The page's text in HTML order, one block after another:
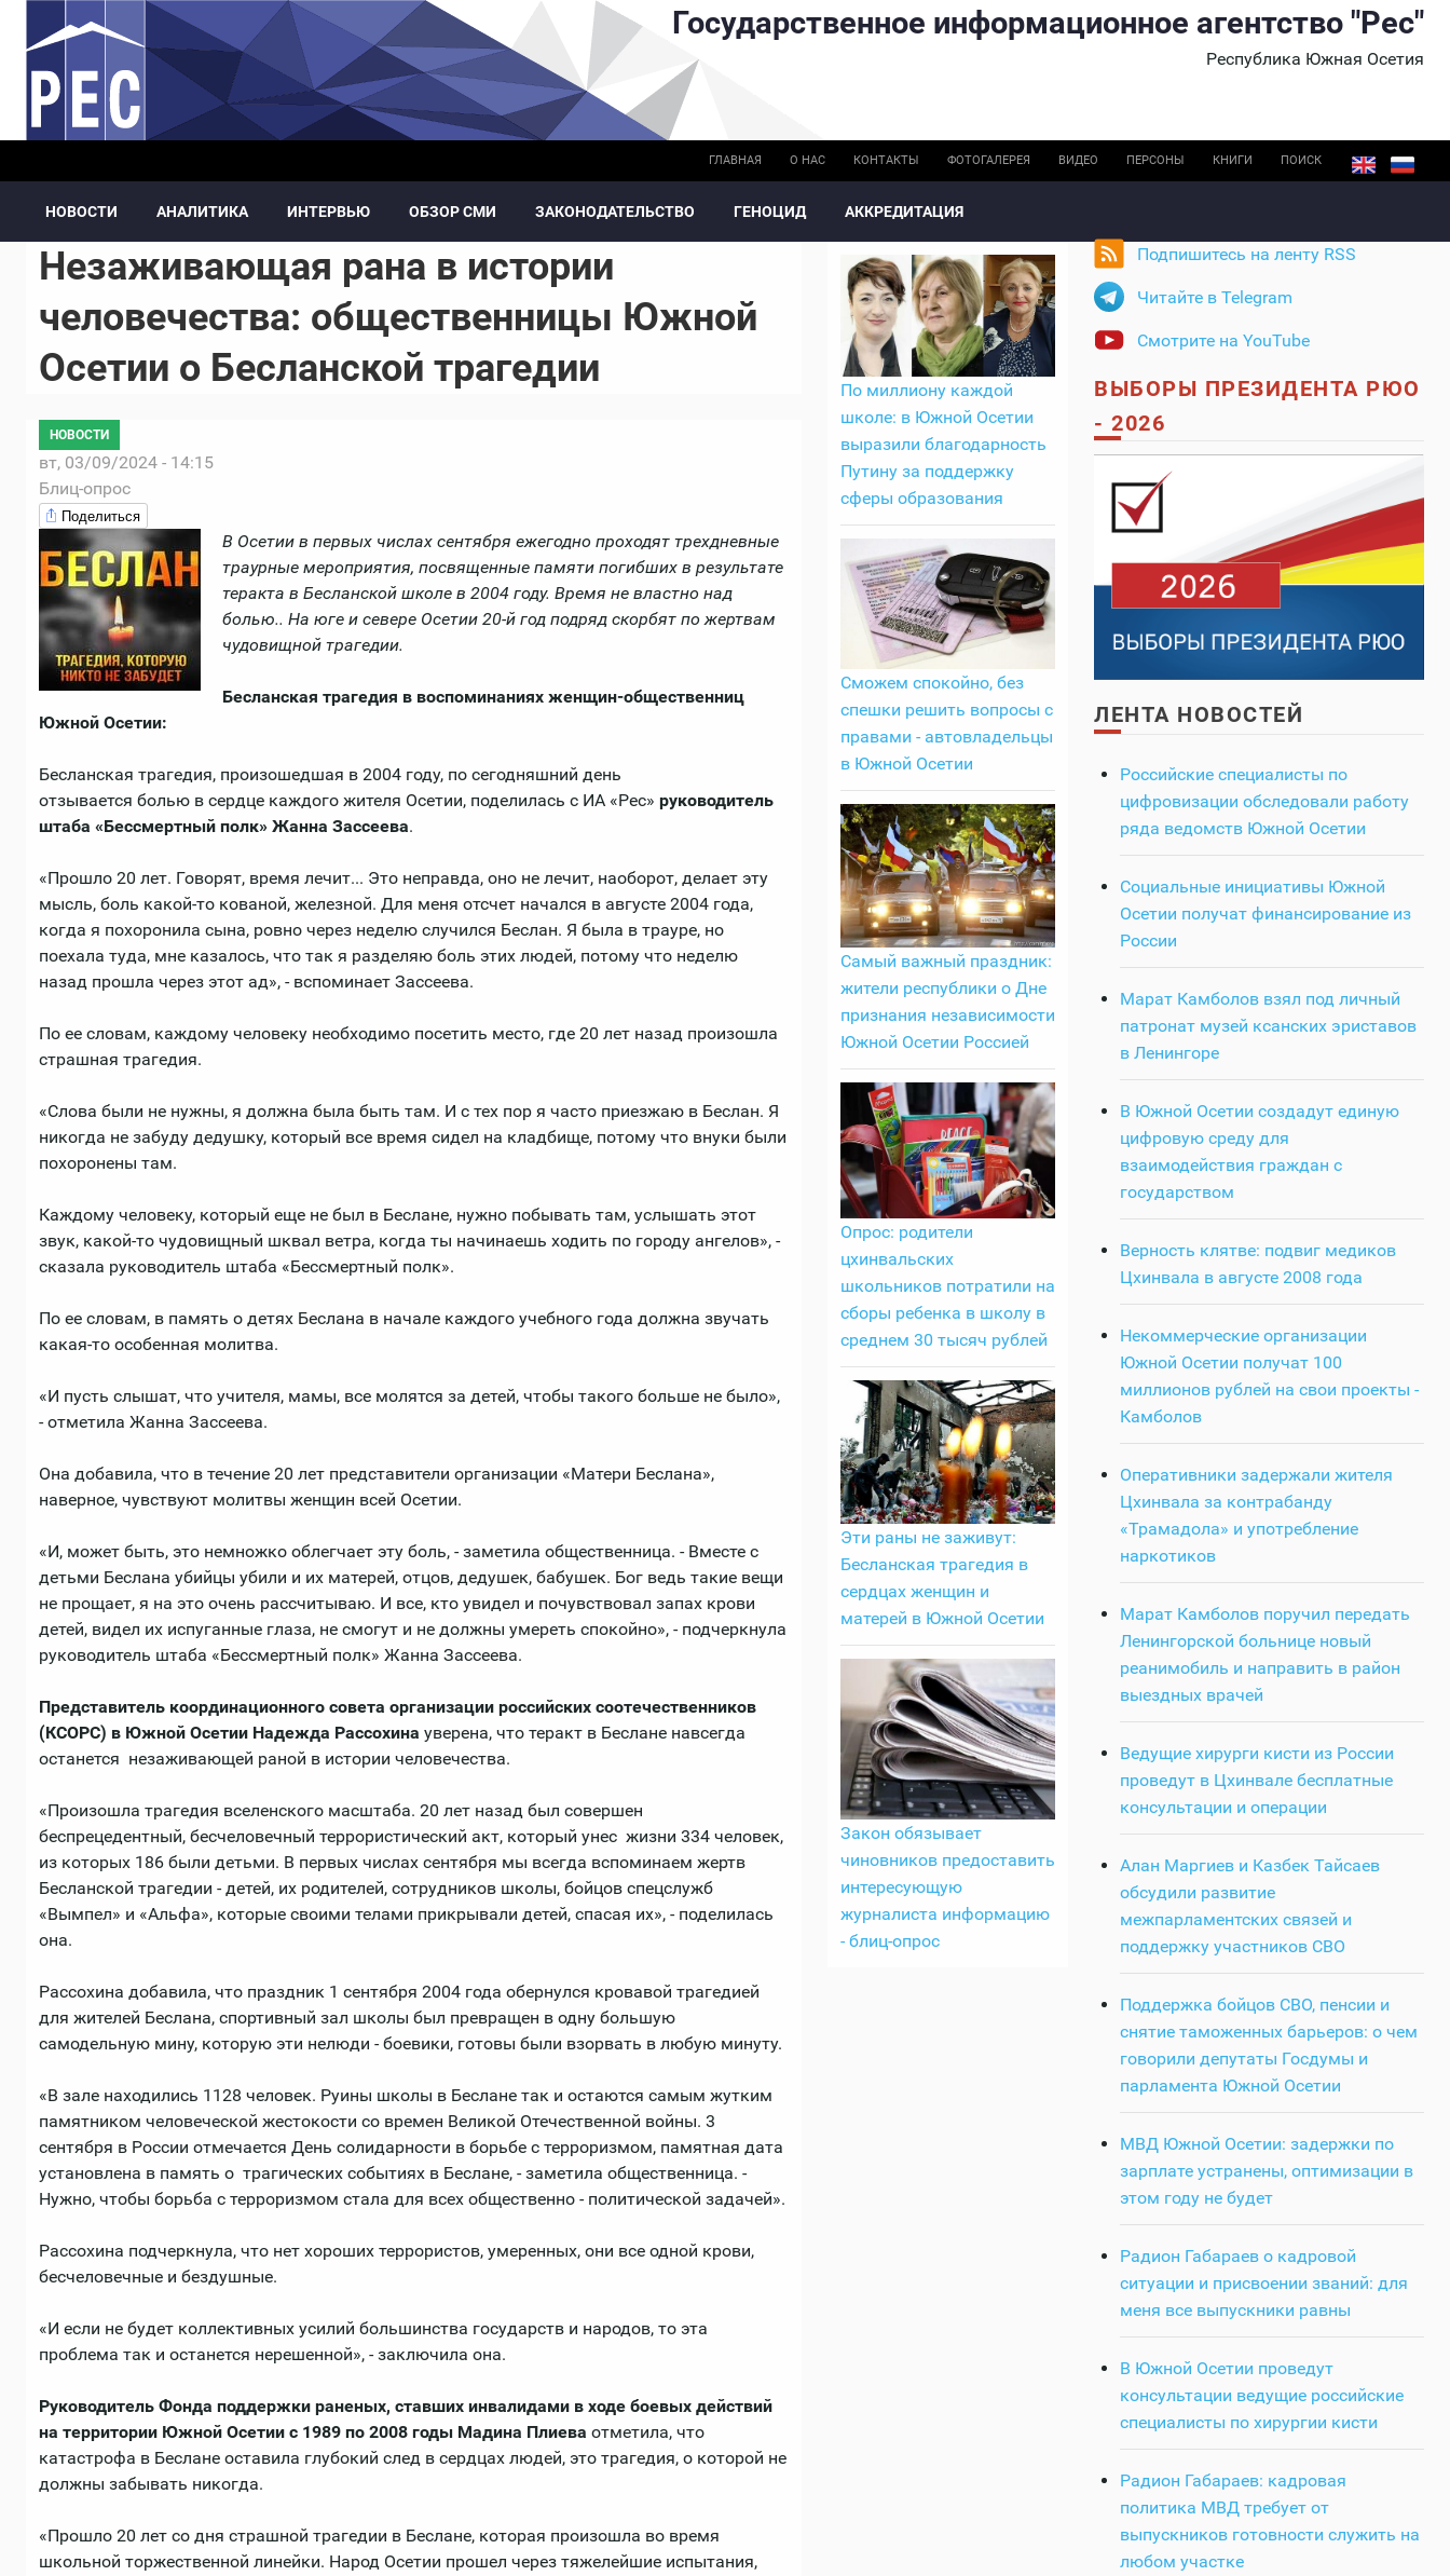
Перейти к основному содержанию Государственное информационное агентство "Рес"
Республика Южная Осетия
ГЛАВНАЯ О НАС КОНТАКТЫ ФОТОГАЛЕРЕЯ ВИДЕО ПЕРСОНЫ КНИГИ ПОИСК
НОВОСТИ АНАЛИТИКА ИНТЕРВЬЮ ОБЗОР СМИ ЗАКОНОДАТЕЛЬСТВО ГЕНОЦИД АККРЕДИТАЦИЯ
Незаживающая рана в истории
человечества: общественницы Южной
Осетии о Бесланской трагедии
НОВОСТИ
вт, 03/09/2024 - 14:15
Блиц-опрос
Поделиться
В Осетии в первых числах сентября ежегодно проходят трехдневные
траурные мероприятия, посвященные памяти погибших в результате
теракта в Бесланской школе в 2004 году. Время не властно над
болью.. На юге и севере Осетии 20-й год подряд скорбят по жертвам
чудовищной трагедии.
Бесланская трагедия в воспоминаниях женщин-общественниц
Южной Осетии:
Бесланская трагедия, произошедшая в 2004 году, по сегодняшний день
отзывается болью в сердце каждого жителя Осетии, поделилась с ИА «Рес» руководитель
штаба «Бессмертный полк» Жанна Зассеева.
«Прошло 20 лет. Говорят, время лечит... Это неправда, оно не лечит, наоборот, делает эту
мысль, боль какой-то кованой, железной. Для меня отсчет начался в августе 2004 года,
когда я похоронила сына, ровно через неделю случился Беслан. Я была в трауре, но
поехала туда, мне казалось, что так я разделяю боль этих людей, потому что неделю
назад прошла через этот ад», - вспоминает Зассеева.
По ее словам, каждому человеку необходимо посетить место, где 20 лет назад произошла
страшная трагедия.
«Слова были не нужны, я должна была быть там. И с тех пор я часто приезжаю в Беслан. Я
никогда не забуду дедушку, который все время сидел на кладбище, потому что внуки были
похоронены там.
Каждому человеку, который еще не был в Беслане, нужно побывать там, услышать этот
звук, какой-то чудовищный шквал ветра, когда ты начинаешь ходить по городу ангелов», -
сказала руководитель штаба «Бессмертный полк».
По ее словам, в память о детях Беслана в начале каждого учебного года должна звучать
какая-то особенная молитва.
«И пусть слышат, что учителя, мамы, все молятся за детей, чтобы такого больше не было»,
- отметила Жанна Зассеева.
Она добавила, что в течение 20 лет представители организации «Матери Беслана»,
наверное, чувствуют молитвы женщин всей Осетии.
«И, может быть, это немножко облегчает эту боль, - заметила общественница. - Вместе с
детьми Беслана убийцы убили и их матерей, отцов, дедушек, бабушек. Бог ведь такие вещи
не прощает, я на это очень рассчитываю. И все, кто увидел и почувствовал запах крови
детей, видел их испуганные глаза, не смогут и не должны умереть спокойно», - подчеркнула
руководитель штаба «Бессмертный полк» Жанна Зассеева.
Представитель координационного совета организации российских соотечественников
(КСОРС) в Южной Осетии Надежда Рассохина уверена, что теракт в Беслане навсегда
останется незаживающей раной в истории человечества.
«Произошла трагедия вселенского масштаба. 20 лет назад был совершен
беспрецедентный, бесчеловечный террористический акт, который унес жизни 334 человек,
из которых 186 были детьми. В первых числах сентября мы всегда вспоминаем жертв
Бесланской трагедии - детей, их родителей, сотрудников школы, бойцов спецслужб
«Вымпел» и «Альфа», которые своими телами прикрывали детей, спасая их», - поделилась
она.
Рассохина добавила, что праздник 1 сентября 2004 года обернулся кровавой трагедией
для жителей Беслана, спортивный зал школы был превращен в одну большую
самодельную мину, которую эти нелюди - боевики, готовы были взорвать в любую минуту.
«В зале находились 1128 человек. Руины школы в Беслане так и остаются самым жутким
памятником человеческой жестокости со времен Великой Отечественной войны. 3
сентября в России отмечается День солидарности в борьбе с терроризмом, памятная дата
установлена в память о трагических событиях в Беслане, - заметила общественница. -
Нужно, чтобы борьба с терроризмом стала для всех общественно - политической задачей».
Рассохина подчеркнула, что нет хороших террористов, умеренных, они все одной крови,
бесчеловечные и бездушные.
«И если не будет коллективных усилий большинства государств и народов, то эта
проблема так и останется нерешенной», - заключила она.
Руководитель Фонда поддержки раненых, ставших инвалидами в ходе боевых действий
на территории Южной Осетии с 1989 по 2008 годы Мадина Плиева отметила, что
катастрофа в Беслане оставила глубокий след в сердцах людей, это трагедия, о которой не
должны забывать никогда.
«Прошло 20 лет со дня страшной трагедии в Беслане, которая произошла во время
школьной торжественной линейки. Народ Осетии прошел через тяжелейшие испытания,
По миллиону каждой
школе: в Южной Осетии
выразили благодарность
Путину за поддержку
сферы образования
Сможем спокойно, без
спешки решить вопросы с
правами - автовладельцы
в Южной Осетии
Самый важный праздник:
жители республики о Дне
признания независимости
Южной Осетии Россией
Опрос: родители
цхинвальских
школьников потратили на
сборы ребенка в школу в
среднем 30 тысяч рублей
Эти раны не заживут:
Бесланская трагедия в
сердцах женщин и
матерей в Южной Осетии
Закон обязывает
чиновников предоставить
интересующую
журналиста информацию
- блиц-опрос
Подпишитесь на ленту RSS
Читайте в Telegram
Смотрите на YouTube
ВЫБОРЫ ПРЕЗИДЕНТА РЮО
- 2026
ЛЕНТА НОВОСТЕЙ
Российские специалисты по
цифровизации обследовали работу
ряда ведомств Южной Осетии
Социальные инициативы Южной
Осетии получат финансирование из
России
Марат Камболов взял под личный
патронат музей ксанских эриставов
в Ленингоре
В Южной Осетии создадут единую
цифровую среду для
взаимодействия граждан с
государством
Верность клятве: подвиг медиков
Цхинвала в августе 2008 года
Некоммерческие организации
Южной Осетии получат 100
миллионов рублей на свои проекты -
Камболов
Оперативники задержали жителя
Цхинвала за контрабанду
«Трамадола» и употребление
наркотиков
Марат Камболов поручил передать
Ленингорской больнице новый
реанимобиль и направить в район
выездных врачей
Ведущие хирурги кисти из России
проведут в Цхинвале бесплатные
консультации и операции
Алан Маргиев и Казбек Тайсаев
обсудили развитие
межпарламентских связей и
поддержку участников СВО
Поддержка бойцов СВО, пенсии и
снятие таможенных барьеров: о чем
говорили депутаты Госдумы и
парламента Южной Осетии
МВД Южной Осетии: задержки по
зарплате устранены, оптимизации в
этом году не будет
Радион Габараев о кадровой
ситуации и присвоении званий: для
меня все выпускники равны
В Южной Осетии проведут
консультации ведущие российские
специалисты по хирургии кисти
Радион Габараев: кадровая
политика МВД требует от
выпускников готовности служить на
любом участке